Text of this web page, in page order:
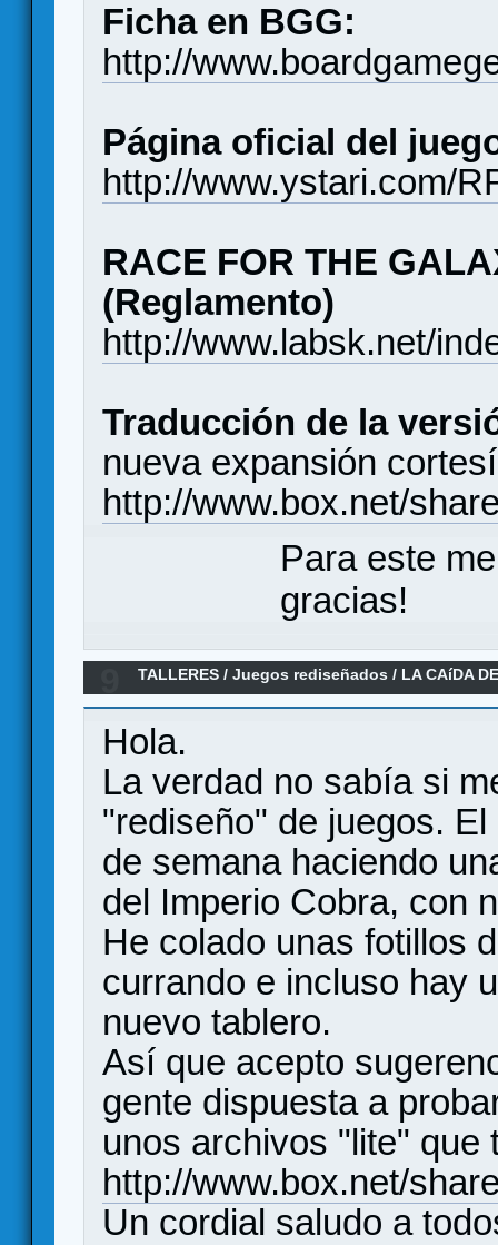
Ficha en BGG:
http://
Página oficial del
http://www.ystari.com/
RACE FOR THE
(Reglamento)
http://www.labsk.net/
Traducción de la
nueva expansión
http://www.box.net/
Para este
gracias!
TALLERES /Juegos rediseñados / LA CAíDA
Hola.
La verdad no sabía si
"rediseño" de juegos.
de semana haciendo
del Imperio Cobra, con
He colado unas fotillos
currando e incluso hay
nuevo tablero.
Así que acepto
gente dispuesta a
unos archivos "lite" que
http://www.box.net/
Un cordial saludo a